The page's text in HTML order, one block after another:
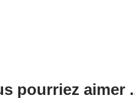
pourriez aimer